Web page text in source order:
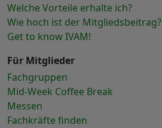
Welche Vorteile erhalte ich?
Wie hoch ist der Mitgliedsbeitrag?
Get to know IVAM!
Für Mitglieder
Fachgruppen
Mid-Week Coffee Break
Messen
Fachkräfte finden